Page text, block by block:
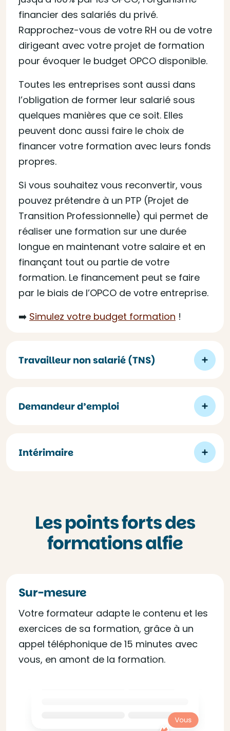
financier des salariés du privé.
Rapprochez-vous de votre RH ou de votre
dirigeant avec votre projet de formation
pour évoquer le budget OPCO disponible.
Toutes les entreprises sont aussi dans
l’obligation de former leur salarié sous
quelques manières que ce soit. Elles
peuvent donc aussi faire le choix de
financer votre formation avec leurs fonds
propres.
Si vous souhaitez vous reconvertir, vous
pouvez prétendre à un PTP (Projet de
Transition Professionnelle) qui permet de
réaliser une formation sur une durée
longue en maintenant votre salaire et en
finançant tout ou partie de votre
formation. Le financement peut se faire
par le biais de l’OPCO de votre entreprise.
➡️ Simulez votre budget formation !
Travailleur non salarié (TNS)
Demandeur d’emploi
Intérimaire
Les points forts des
formations alfie
Sur-mesure
Votre formateur adapte le contenu et les
exercices de sa formation, grâce à un
appel téléphonique de 15 minutes avec
vous, en amont de la formation.